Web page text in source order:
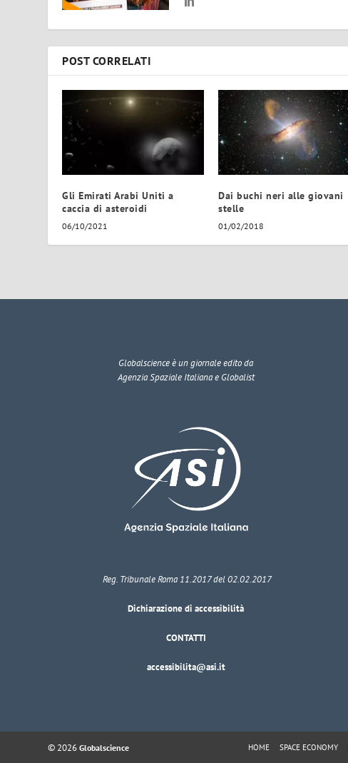
POST CORRELATI
Gli Emirati Arabi Uniti a
caccia di asteroidi
06/10/2021
Dai buchi neri alle giovani
stelle
01/02/2018
Globalscienceè un giornale edito da
Agenzia Spaziale Italiana e Globalist
Reg. Tribunale Roma 11.2017 del 02.02.2017
Dichiarazione di accessibilità
CONTATTI
accessibilita@asi.it
© 2026Globalscience HOME SPACE ECONOMY